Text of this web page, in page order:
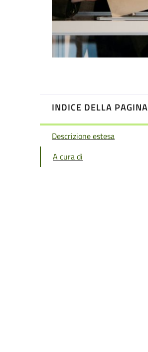
INDICE DELLA PAGINA
Descrizione estesa
A cura di